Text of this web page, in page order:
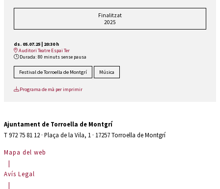
Finalitzat
2025
ds. 05.07.25 | 20:30 h
Auditori Teatre Espai Ter
Durada: 80 minuts sense pausa
Festival de Torroella de Montgrí Música
Programa de mà per imprimir
Ajuntament de Torroella de Montgrí
T 972 75 81 12 · Plaça de la Vila, 1 · 17257 Torroella de Montgrí
Mapa del web
|
Avís Legal
|